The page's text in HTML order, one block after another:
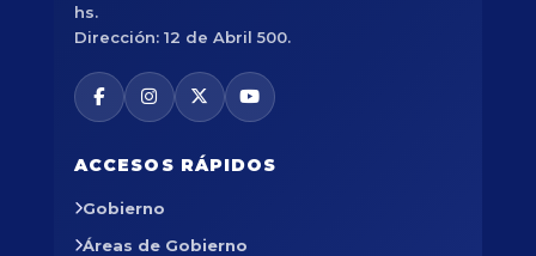
hs.
Dirección: 12 de Abril 500.
ACCESOS RÁPIDOS
Gobierno
Áreas de Gobierno